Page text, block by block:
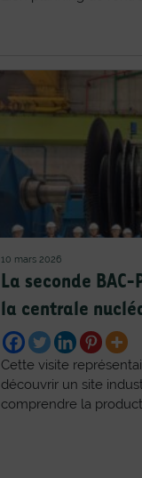
10 mars 2026
La seconde BAC-
la centrale
Cette visite
découvrir un site
comprendre la